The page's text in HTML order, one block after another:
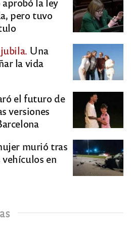
pero tuvo
Una
la vida
el futuro de
versiones
murió tras
en